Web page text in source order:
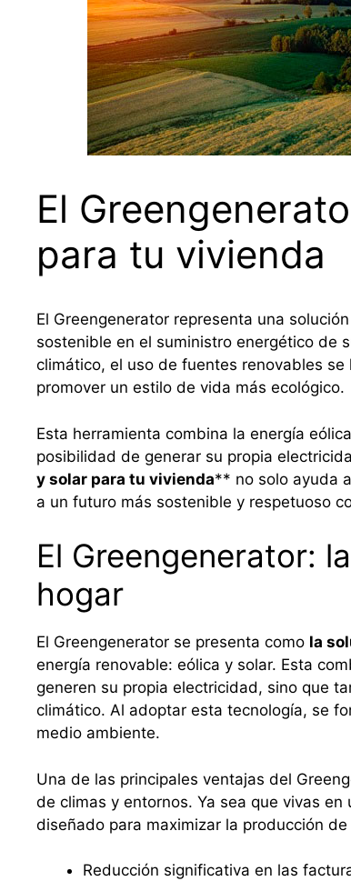
El
para tu vivienda
El Greengenerator representa una
sostenible en el suministro energético de
climático, el uso de fuentes renovables
promover un estilo de vida más ecológico.
Esta herramienta combina la energía
posibilidad de generar su propia
y solar para tu vivienda** no solo ayuda
a un futuro más sostenible y respetuoso
El Greengenerator:
hogar
El Greengenerator se presenta como la
energía renovable: eólica y solar. Esta
generen su propia electricidad, sino que
climático. Al adoptar esta tecnología, se
medio ambiente.
Una de las principales ventajas del
de climas y entornos. Ya sea que vivas
diseñado para maximizar la producción de
Reducción significativa en las